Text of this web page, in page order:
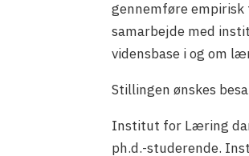
gennemføre
samarbejde med
vidensbase i og om
Stillingen ønskes
Institut for Læring
ph.d.-studerende.